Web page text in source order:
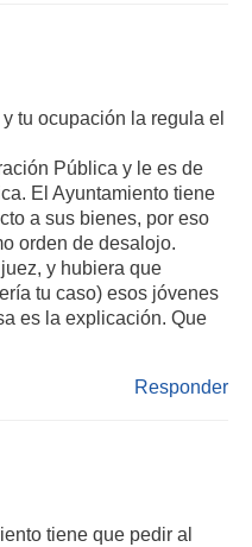
tu ocupación la regula el
Pública y le es de
El Ayuntamiento tiene
a sus bienes, por eso
orden de desalojo.
y hubiera que
tu caso) esos jóvenes
es la explicación. Que
Responder
tiene que pedir al